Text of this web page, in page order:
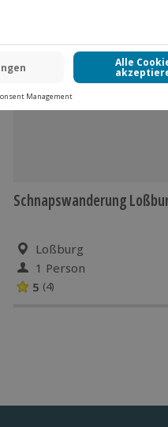
Schnapswanderung
Loßburg
1 Person
5 (4)